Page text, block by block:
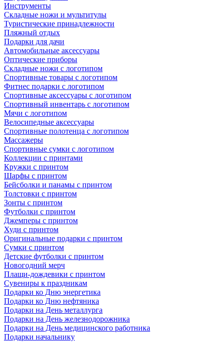
Инструменты
Складные ножи и мультитулы
Туристические принадлежности
Пляжный отдых
Подарки для дачи
Автомобильные аксессуары
Оптические приборы
Складные ножи с логотипом
Спортивные товары с логотипом
Фитнес подарки с логотипом
Спортивные аксессуары с логотипом
Спортивный инвентарь с логотипом
Мячи с логотипом
Велосипедные аксессуары
Спортивные полотенца с логотипом
Массажеры
Спортивные сумки с логотипом
Коллекции с принтами
Кружки с принтом
Шарфы с принтом
Бейсболки и панамы с принтом
Толстовки с принтом
Зонты с принтом
Футболки с принтом
Джемперы с принтом
Худи с принтом
Оригинальные подарки с принтом
Сумки с принтом
Детские футболки с принтом
Новогодний мерч
Плащи-дождевики с принтом
Сувениры к праздникам
Подарки ко Дню энергетика
Подарки ко Дню нефтяника
Подарки на День металлурга
Подарки на День железнодорожника
Подарки на День медицинского работника
Подарки начальнику